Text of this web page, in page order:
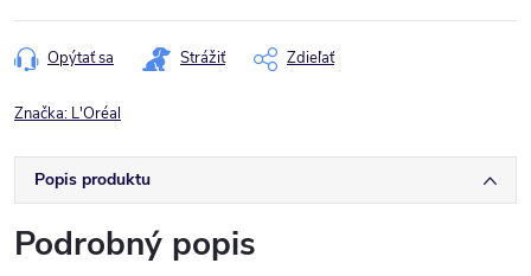
Opýtať sa Strážiť Zdieľať
Značka: L'Oréal
Popis produktu
Podrobný popis